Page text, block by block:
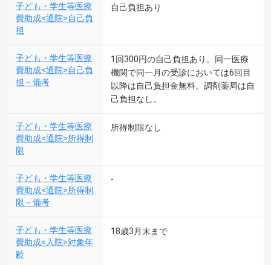
子ども・学生等医療
費助成<通院>自己負
担
自己負担あり
子ども・学生等医療
費助成<通院>自己負
担－備考
1回300円の自己負担あり。同一医療
機関で同一月の受診においては6回目
以降は自己負担金無料。調剤薬局は自
己負担なし。
子ども・学生等医療
費助成<通院>所得制
限
所得制限なし
子ども・学生等医療
費助成<通院>所得制
限－備考
-
子ども・学生等医療
費助成<入院>対象年
齢
18歳3月末まで